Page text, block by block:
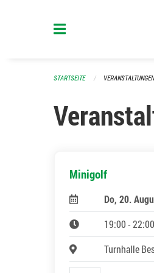
STARTSEITE VERANSTALTUNGEN
Minigolf
Do, 20.
19:00 -
Turnhalle